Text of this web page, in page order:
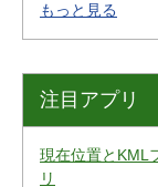
もっと見る
注目アプリ
現在位置とKML
リ